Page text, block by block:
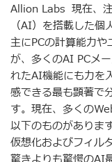
Allion Labs 現在、
（AI）を搭載した個
主にPCの計算能力
が、多くのAI PCメ
れたAI機能にも力を
感できる最も顕著で
す。現在、多くの
以下のものがありま
仮想化およびフィル